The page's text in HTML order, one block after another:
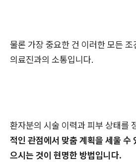
물론 가장 중요한 건 이러한 모든
의료진과의 소통입니다.
환자분의 시술 이력과 피부 상태를
적인 관점에서 맞춤 계획을 세울 수
으시는 것이 현명한 방법입니다.